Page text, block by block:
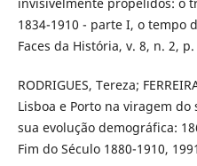
1834-1910 - parte I, o tempo
Faces da História, v. 8, n. 2,
RODRIGUES, Tereza;
Lisboa e Porto na viragem do
sua evolução demográfica:
Fim do Século 1880-1910,